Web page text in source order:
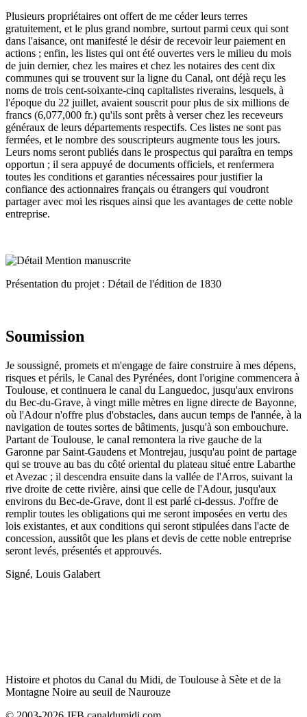
Plusieurs propriétaires ont offert de me céder leurs terres
gratuitement, et le plus grand nombre, surtout parmi ceux qui sont
dans l'aisance, ont manifesté le désir de recevoir leur paiement en
actions ; enfin, les listes qui ont été ouvertes vers le milieu du mois
de juin dernier, chez les maires et chez les notaires des cent dix
communes qui se trouvent sur la ligne du Canal, ont déjà reçu les
noms de trois cent-soixante-cinq capitalistes riverains, lesquels, à
l'époque du 22 juillet, avaient souscrit pour plus de six millions de
francs (6,077,000 fr.) qu'ils sont prêts à verser chez les receveurs
généraux de leurs départements respectifs. Ces listes ne sont pas
fermées, et le nombre des souscripteurs augmente tous les jours.
Leurs noms seront publiés dans le prospectus qui paraîtra en temps
opportun ; il sera appuyé de documents officiels, et renfermera
toutes les conditions et garanties nécessaires pour justifier la
confiance des actionnaires français ou étrangers qui voudront
partager avec moi les risques ainsi que les avantages de cette noble
entreprise.
Présentation du projet : Détail de l'édition de 1830
Soumission
Je soussigné, promets et m'engage de faire construire à mes dépens,
risques et périls, le Canal des Pyrénées, dont l'origine commencera à
Toulouse, et continuera le canal du Languedoc, jusqu'aux environs
du Bec-du-Grave, à vingt mille mètres en ligne directe de Bayonne,
où l'Adour n'offre plus d'obstacles, dans aucun temps de l'année, à la
navigation de toutes sortes de bâtiments, jusqu'à son embouchure.
Partant de Toulouse, le canal remontera la rive gauche de la
Garonne par Saint-Gaudens et Montrejau, jusqu'au point de partage
qui se trouve au bas du côté oriental du plateau situé entre Labarthe
et Avezac ; il descendra ensuite dans la vallée de l'Arros, suivant la
rive droite de cette rivière, ainsi que celle de l'Adour, jusqu'aux
environs du Bec-de-Grave, dont il est parlé ci-dessus. J'offre de
remplir toutes les obligations qui me seront imposées en vertu des
lois existantes, et aux conditions qui seront stipulées dans l'acte de
concession, aussitôt que les plans et devis de cette noble entreprise
seront levés, présentés et approuvés.
Signé, Louis Galabert
Histoire et photos du Canal du Midi, de Toulouse à Sète et de la
Montagne Noire au seuil de Naurouze